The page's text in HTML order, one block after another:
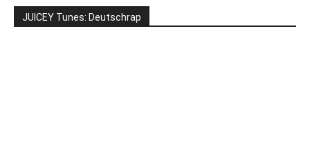
JUICEY Tunes: Deutschrap